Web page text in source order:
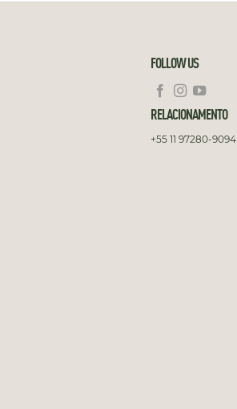
FOLLOW US
RELACIONAMENTO
+55 11 97280-9094